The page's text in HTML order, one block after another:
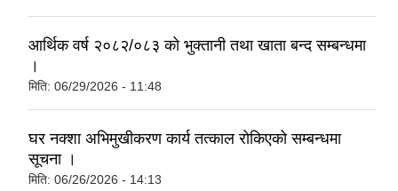
आर्थिक वर्ष २०८२/०८३ को भुक्तानी तथा खाता बन्द सम्बन्धमा
।
मिति: 06/29/2026 - 11:48
घर नक्शा अभिमुखीकरण कार्य तत्काल रोकिएको सम्बन्धमा
सूचना ।
मिति: 06/26/2026 - 14:13